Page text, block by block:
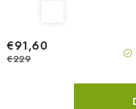
€91,60
€229